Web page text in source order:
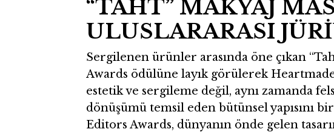
“TAHT” MAKYAJ
ULUSLARARASI
Sergilenen ürünler arasında öne çıkan
Awards ödülüne layık görülerek
estetik ve sergileme değil, aynı zamanda
dönüşümü temsil eden bütünsel yapısını
Editors Awards, dünyanın önde gelen